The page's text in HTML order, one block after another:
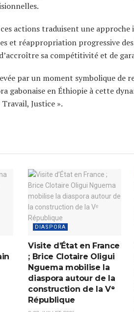
actions traduisent une
et réappropriation progressive
sa compétitivité et de
par un moment symbolique
gabonaise en Éthiopie à cette
Justice ».
DIASPORA
Visite d’État en France
; Brice Clotaire Oligui
Nguema mobilise la
diaspora autour de la
construction de la Vᵉ
République